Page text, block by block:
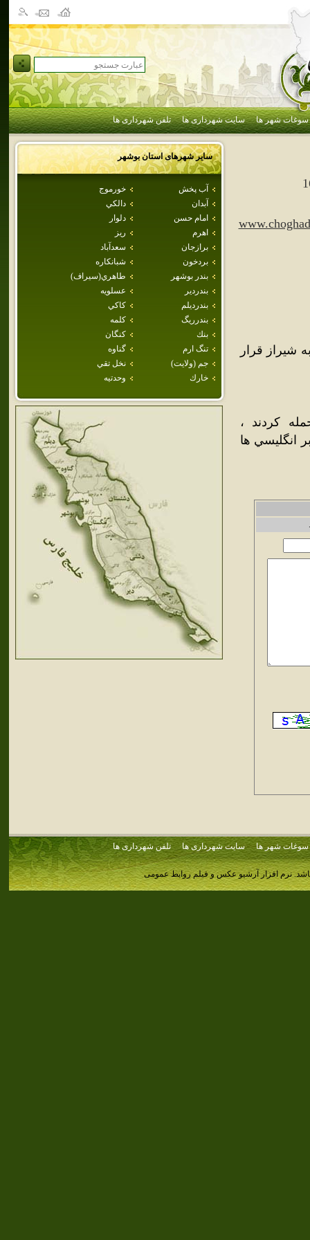
سوغات شهر ها سایت شهرداری ها تلفن شهرداری ها
سایر شهرهای استانبوشهر
آب پخش
خورموج
آبدان
دالكي
امام حسن
دلوار
اهرم
ريز
برازجان
سعدآباد
بردخون
شبانكاره
بندر بوشهر
طاهري(سيراف)
بندردير
عسلويه
بندرديلم
كاكي
بندرريگ
كلمه
بنك
كنگان
تنگ ارم
گناوه
جم (ولايت)
نخل تقي
خارك
وحدتيه
شيراز قرار
کردند ،
انگليسي ها
سوغات شهر ها سایت شهرداری ها تلفن شهرداری ها
نرم افزار آرشیو عکس و فیلم روابط عمومی